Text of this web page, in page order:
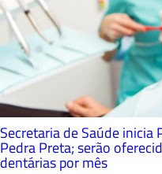
Secretaria de Saúde
Pedra Preta; serão
dentárias por mês